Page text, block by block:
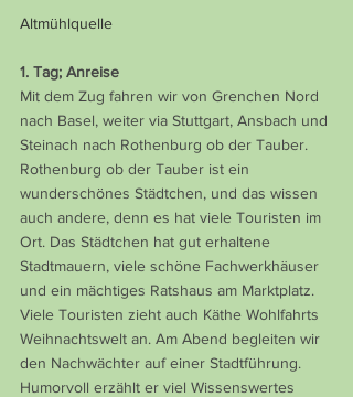
Altmühlquelle
1. Tag; Anreise
Mit dem Zug fahren wir von Grenchen Nord
nach Basel, weiter via Stuttgart, Ansbach und
Steinach nach Rothenburg ob der Tauber.
Rothenburg ob der Tauber ist ein
wunderschönes Städtchen, und das wissen
auch andere, denn es hat viele Touristen im
Ort. Das Städtchen hat gut erhaltene
Stadtmauern, viele schöne Fachwerkhäuser
und ein mächtiges Ratshaus am Marktplatz.
Viele Touristen zieht auch Käthe Wohlfahrts
Weihnachtswelt an. Am Abend begleiten wir
den Nachwächter auf einer Stadtführung.
Humorvoll erzählt er viel Wissenswertes